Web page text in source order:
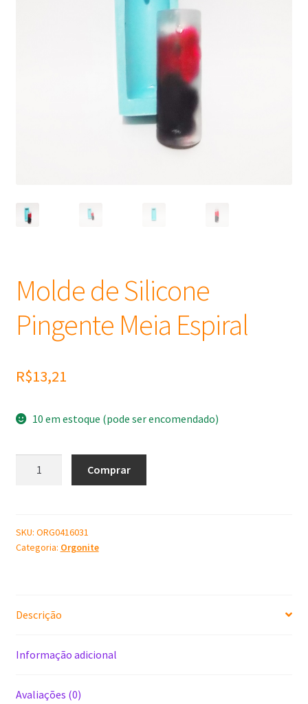
Óleos
Molde de Silicone
Pingente Meia Espiral
R$13,21
10 em estoque (pode ser encomendado)
Meia
Espiral
Comprar
SKU: ORG0416031
Categoria: Orgonite
Descrição
Informação adicional
Avaliações (0)